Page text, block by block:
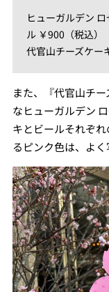
ヒューガルデン
ル ￥900（税込）
代官山チーズケー
また、『代官山チ
なヒューガルデン
キとビールそれぞ
るピンク色は、よ